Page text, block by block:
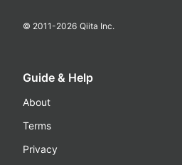
© 2011-2026 Qiita Inc.
Guide & Help
About
Terms
Privacy